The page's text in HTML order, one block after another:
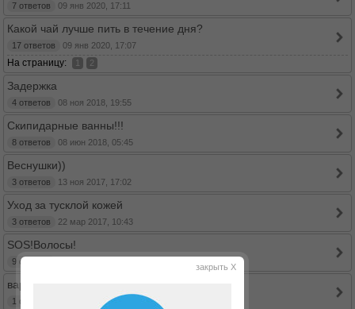
7 ответов 09 янв 2020, 17:11
Какой чай лучше пить в течение дня?
17 ответов 09 янв 2020, 17:07
На страницу: 1 2
Задержка
4 ответов 08 ноя 2018, 19:55
Скипидарные ванны!!!
8 ответов 08 июн 2018, 05:45
Веснушки))
3 ответов 13 ноя 2017, 17:02
Уход за тусклой кожей
3 ответов 22 мар 2017, 10:43
SOS!Волосы!
9 ответов
варикоз
1 ответов 23 авг 2016, 12:06
закрыть X